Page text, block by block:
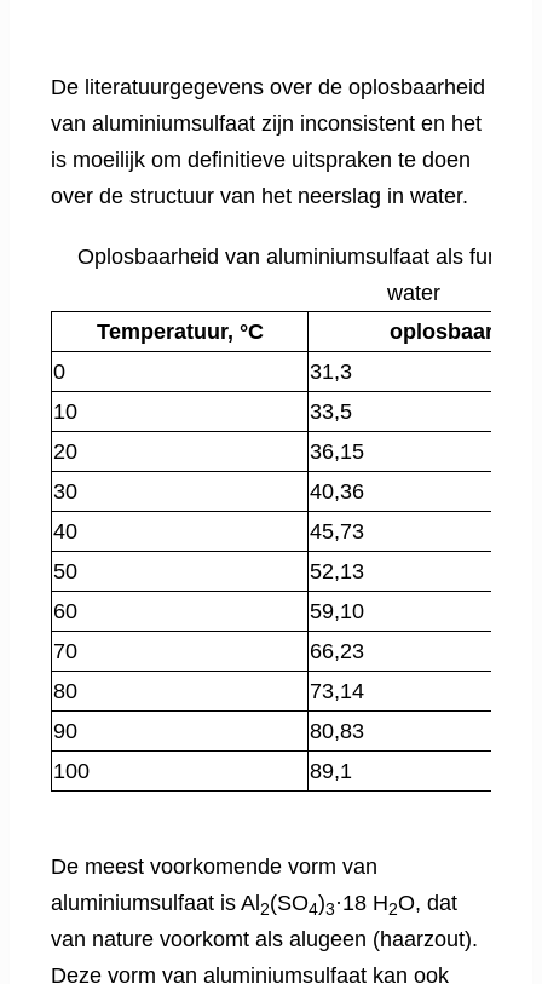
De literatuurgegevens over de oplosbaarheid
van aluminiumsulfaat zijn inconsistent en het
is moeilijk om definitieve uitspraken te doen
over de structuur van het neerslag in water.
Oplosbaarheid van aluminiumsulfaat als
water
Temperatuur, °C
oplosbaarheid
0
31,3
10
33,5
20
36,15
30
40,36
40
45,73
50
52,13
60
59,10
70
66,23
80
73,14
90
80,83
100
89,1
De meest voorkomende vorm van
aluminiumsulfaat is Al 2(SO4)3 ·18 H2O, dat
van nature voorkomt als alugeen (haarzout).
Deze vorm van aluminiumsulfaat kan ook